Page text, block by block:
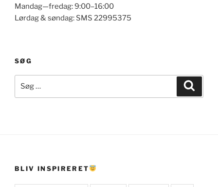
Mandag—fredag: 9:00–16:00
Lørdag & søndag: SMS 22995375
SØG
efter:
BLIV INSPIRERET